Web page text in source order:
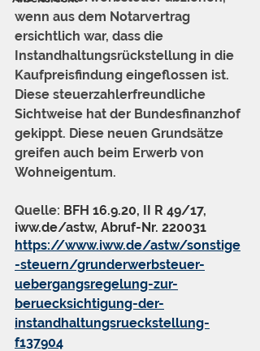
wenn aus dem Notarvertrag
ersichtlich war, dass die
Instandhaltungsrückstellung in die
Kaufpreisfindung eingeflossen ist.
Diese steuerzahlerfreundliche
Sichtweise hat der Bundesfinanzhof
gekippt. Diese neuen Grundsätze
greifen auch beim Erwerb von
Wohneigentum.
Quelle: BFH 16.9.20, II R 49/17,
iww.de/astw, Abruf-Nr. 220031
https://www.iww.de/astw/sonstige
-steuern/grunderwerbsteuer-
uebergangsregelung-zur-
beruecksichtigung-der-
instandhaltungsrueckstellung-
f137904